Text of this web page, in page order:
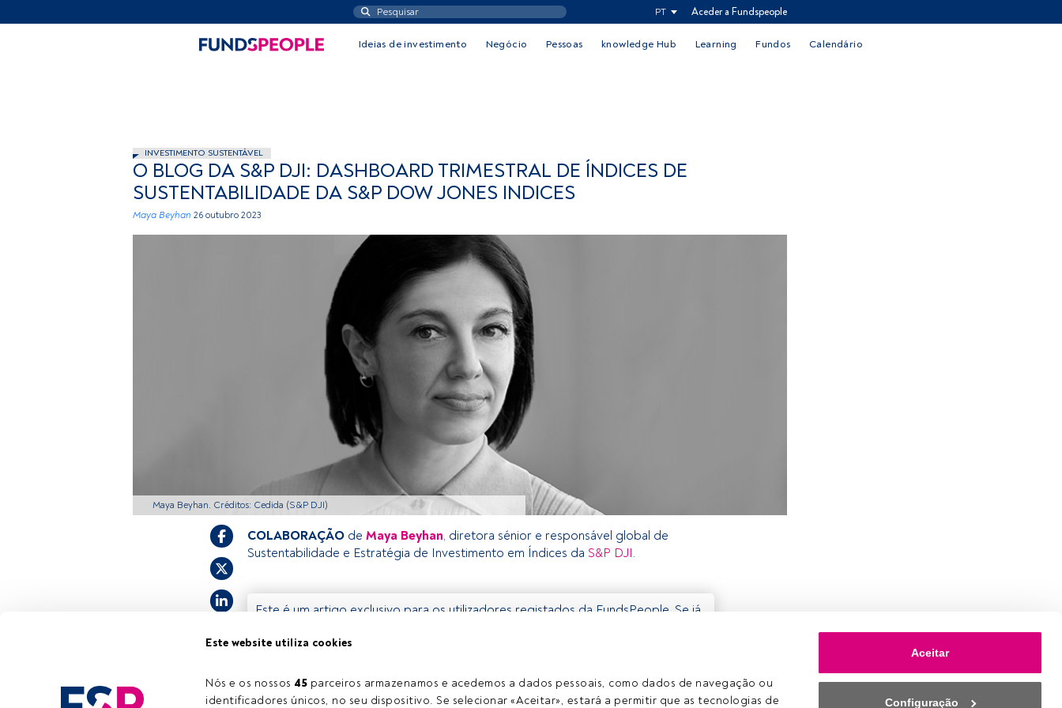
Este website utiliza cookies
Nós e os nossos 45 parceiros armazenamos e acedemos a dados pessoais, como dados de navegação ou
identificadores únicos, no seu dispositivo. Se selecionar «Aceitar», estará a permitir que as tecnologias de
Aceitar
Configuração
PT Aceder a Fundspeople
Ideias de investimento Negócio Pessoas knowledge Hub Learning Fundos Calendário
INVESTIMENTO SUSTENTÁVEL
O BLOG DA S&P DJI: DASHBOARD TRIMESTRAL DE ÍNDICES DE
SUSTENTABILIDADE DA S&P DOW JONES INDICES
Maya Beyhan 26 outubro 2023
Maya Beyhan. Créditos: Cedida (S&P DJI)
COLABORAÇÃO de Maya Beyhan, diretora sénior e responsável global de
Sustentabilidade e Estratégia de Investimento em Índices da S&P DJI.
Este é um artigo exclusivo para os utilizadores registados da FundsPeople. Se já
convidamo-lo a registar-se e a desfrutar de todo o universo que a FundsPeople
Aceder a Fundspeople